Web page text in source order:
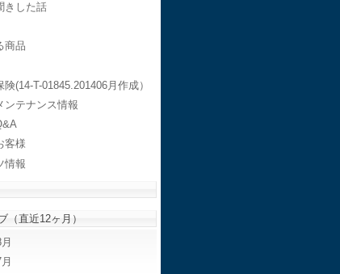
きした話
商品
険(14-T-01845.201406月作成）
ンテナンス情報
客様
情報
（直近12ヶ月）